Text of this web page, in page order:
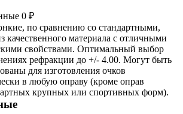
0 ₽
по сравнению со стандартными,
качественного материала с отличными
свойствами. Оптимальный выбор
рефракции до +/- 4.00. Могут быть
для изготовления очков
в любую оправу (кроме оправ
крупных или спортивных форм).